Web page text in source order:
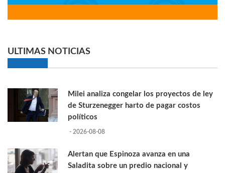
ULTIMAS NOTICIAS
Milei analiza congelar los proyectos de ley
de Sturzenegger harto de pagar costos
políticos
- 2026-08-08
Alertan que Espinoza avanza en una
Saladita sobre un predio nacional y